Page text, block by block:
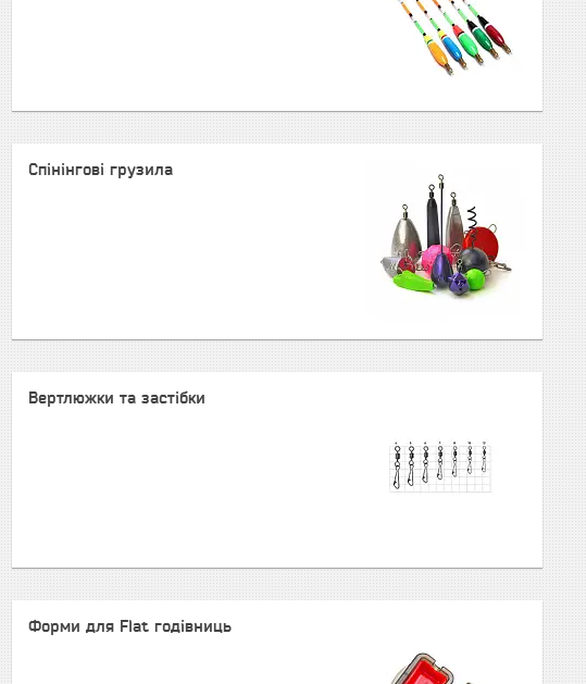
Спінінгові грузила
Вертлюжки та застібки
Форми для Flat годівниць